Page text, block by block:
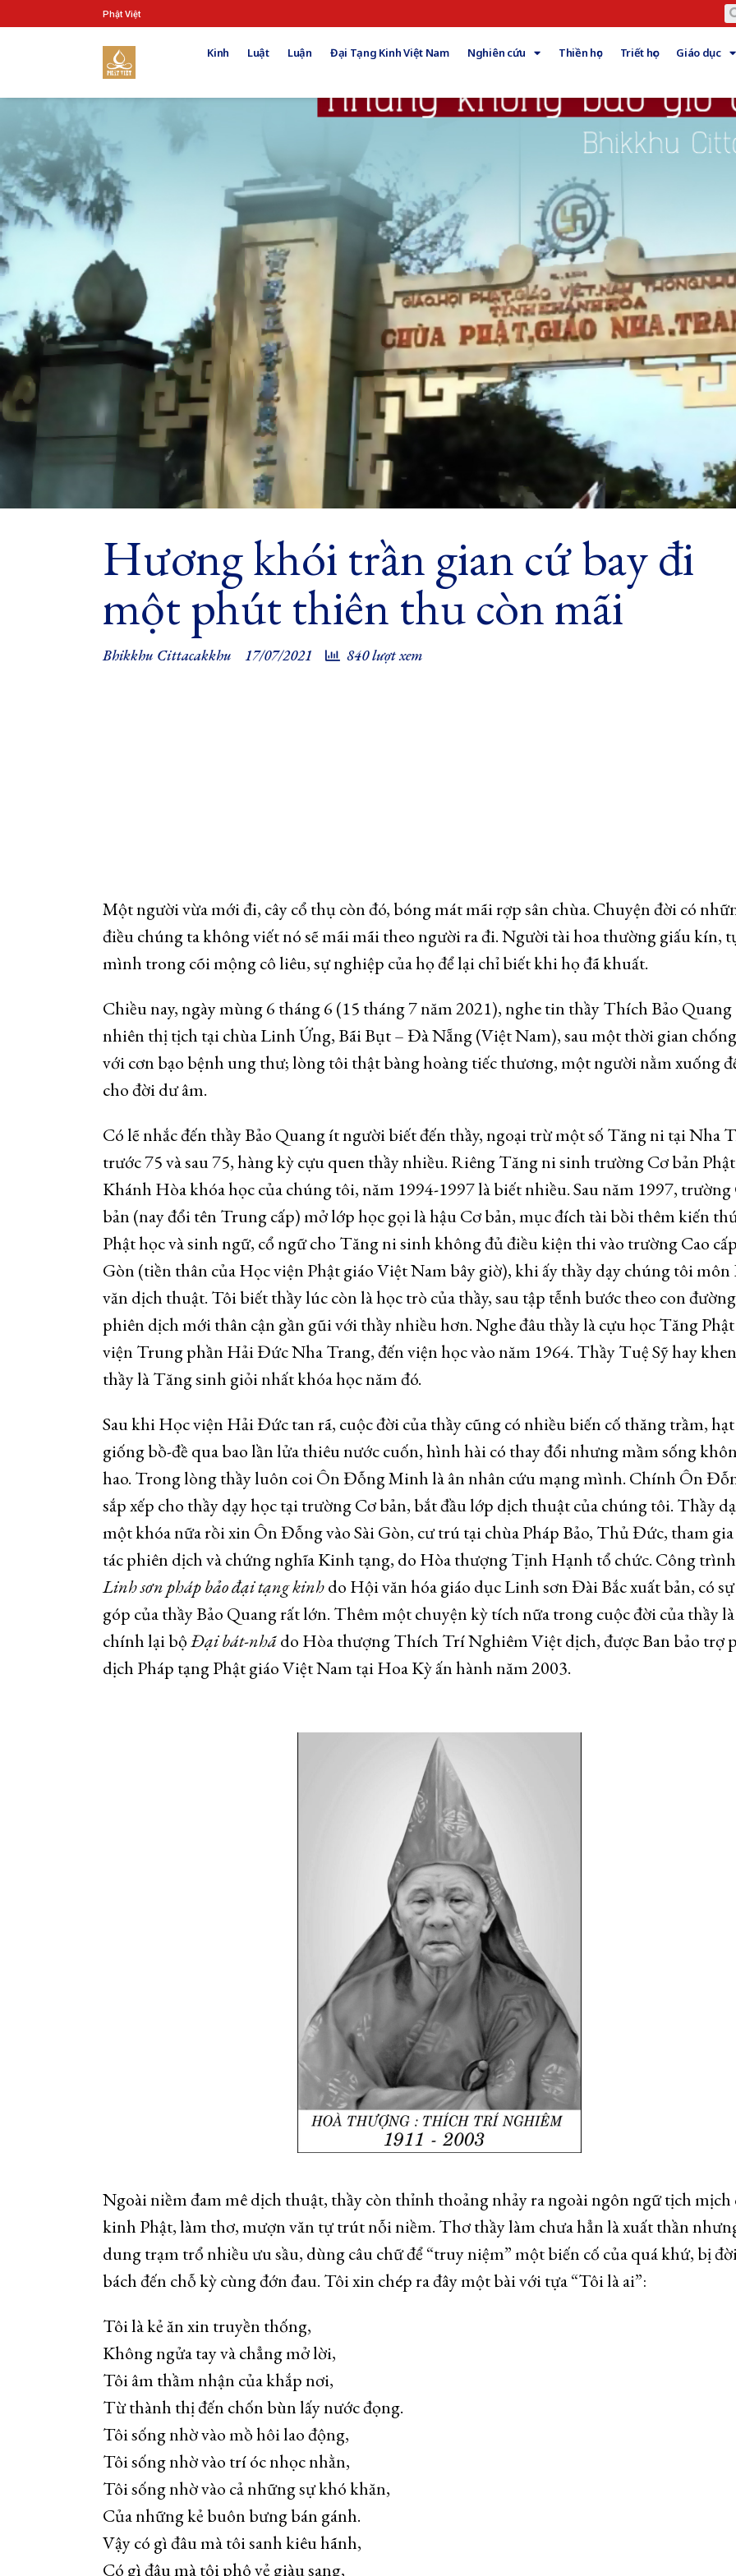
Phật Việt
Kinh Luật Luận Đại Tạng Kinh Việt Nam Nghiên cứu Thiền học Triết học Giáo dục
Hương khói trần gian cứ bay đi
một phút thiên thu còn mãi
Bhikkhu Cittacakkhu 17/07/2021 840 lượt xem
Một người vừa mới đi, cây cổ thụ còn đó, bóng mát mãi rợp sân chùa. Chuyện đời có
điều chúng ta không viết nó sẽ mãi mãi theo người ra đi. Người tài hoa thường giấu kín,
mình trong cõi mộng cô liêu, sự nghiệp của họ để lại chỉ biết khi họ đã khuất.
Chiều nay, ngày mùng 6 tháng 6 (15 tháng 7 năm 2021), nghe tin thầy Thích Bảo Quang
nhiên thị tịch tại chùa Linh Ứng, Bãi Bụt – Đà Nẵng (Việt Nam), sau một thời gian
với cơn bạo bệnh ung thư; lòng tôi thật bàng hoàng tiếc thương, một người nằm xuống
cho đời dư âm.
Có lẽ nhắc đến thầy Bảo Quang ít người biết đến thầy, ngoại trừ một số Tăng ni tại Nha
trước 75 và sau 75, hàng kỳ cựu quen thầy nhiều. Riêng Tăng ni sinh trường Cơ bản
Khánh Hòa khóa học của chúng tôi, năm 1994-1997 là biết nhiều. Sau năm 1997, trường
bản (nay đổi tên Trung cấp) mở lớp học gọi là hậu Cơ bản, mục đích tài bồi thêm kiến
Phật học và sinh ngữ, cổ ngữ cho Tăng ni sinh không đủ điều kiện thi vào trường Cao
Gòn (tiền thân của Học viện Phật giáo Việt Nam bây giờ), khi ấy thầy dạy chúng tôi
văn dịch thuật. Tôi biết thầy lúc còn là học trò của thầy, sau tập tễnh bước theo con đường
phiên dịch mới thân cận gần gũi với thầy nhiều hơn. Nghe đâu thầy là cựu học Tăng
viện Trung phần Hải Đức Nha Trang, đến viện học vào năm 1964. Thầy Tuệ Sỹ hay
thầy là Tăng sinh giỏi nhất khóa học năm đó.
Sau khi Học viện Hải Đức tan rã, cuộc đời của thầy cũng có nhiều biến cố thăng trầm, hạt
giống bồ-đề qua bao lần lửa thiêu nước cuốn, hình hài có thay đổi nhưng mầm sống
hao. Trong lòng thầy luôn coi Ôn Đỗng Minh là ân nhân cứu mạng mình. Chính Ôn
sắp xếp cho thầy dạy học tại trường Cơ bản, bắt đầu lớp dịch thuật của chúng tôi. Thầy
một khóa nữa rồi xin Ôn Đỗng vào Sài Gòn, cư trú tại chùa Pháp Bảo, Thủ Đức, tham
tác phiên dịch và chứng nghĩa Kinh tạng, do Hòa thượng Tịnh Hạnh tổ chức. Công
Linh sơn pháp bảo đại tạng kinhdo Hội văn hóa giáo dục Linh sơn Đài Bắc xuất bản, có
góp của thầy Bảo Quang rất lớn. Thêm một chuyện kỳ tích nữa trong cuộc đời của thầy
chính lại bộĐại bát-nhãdo Hòa thượng Thích Trí Nghiêm Việt dịch, được Ban bảo trợ
dịch Pháp tạng Phật giáo Việt Nam tại Hoa Kỳ ấn hành năm 2003.
Ngoài niềm đam mê dịch thuật, thầy còn thỉnh thoảng nhảy ra ngoài ngôn ngữ tịch mịch
kinh Phật, làm thơ, mượn văn tự trút nỗi niềm. Thơ thầy làm chưa hẳn là xuất thần
dung trạm trổ nhiều ưu sầu, dùng câu chữ để “truy niệm” một biến cố của quá khứ, bị
bách đến chỗ kỳ cùng đớn đau. Tôi xin chép ra đây một bài với tựa “Tôi là ai”:
Tôi là kẻ ăn xin truyền thống,
Không ngửa tay và chẳng mở lời,
Tôi âm thầm nhận của khắp nơi,
Từ thành thị đến chốn bùn lấy nước đọng.
Tôi sống nhờ vào mồ hôi lao động,
Tôi sống nhờ vào trí óc nhọc nhằn,
Tôi sống nhờ vào cả những sự khó khăn,
Của những kẻ buôn bưng bán gánh.
Vậy có gì đâu mà tôi sanh kiêu hãnh,
Có gì đâu mà tôi phô vẻ giàu sang,